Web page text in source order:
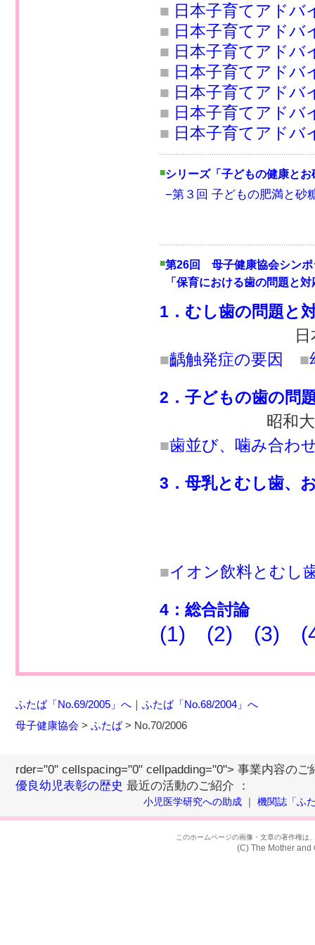
■ 日本子育てアドバ
■ 日本子育てアドバ
■ 日本子育てアドバ
■ 日本子育てアドバ
■ 日本子育てアドバ
■ 日本子育てアドバ
■ 日本子育てアドバ
■シリーズ「子どもの健康とお
−第３回 子どもの肥満と砂
■第26回 母子健康協会シンポ
「保育における歯の問題と対
1．むし歯の問題と
■齲触発症の要因 ■
2．子どもの歯の問
昭和
■歯並び、噛み合わ
3．母乳とむし歯、
■イオン飲料とむし
4：総合討論
(1) (2) (3)
ふたば「No.69/2005」へ ｜ ふたば「No.68/2004」へ
母子健康協会 > ふたば> No.70/2006
rder="0" cellspacing="0" cellpadding="0"> 事業内容の
優良幼児表彰の歴史 最近の活動のご紹介 ：
小児医学研究への助成 ｜ 機関誌「ふ
このホームページの画像・文章の著作権は
(C) The Mother and